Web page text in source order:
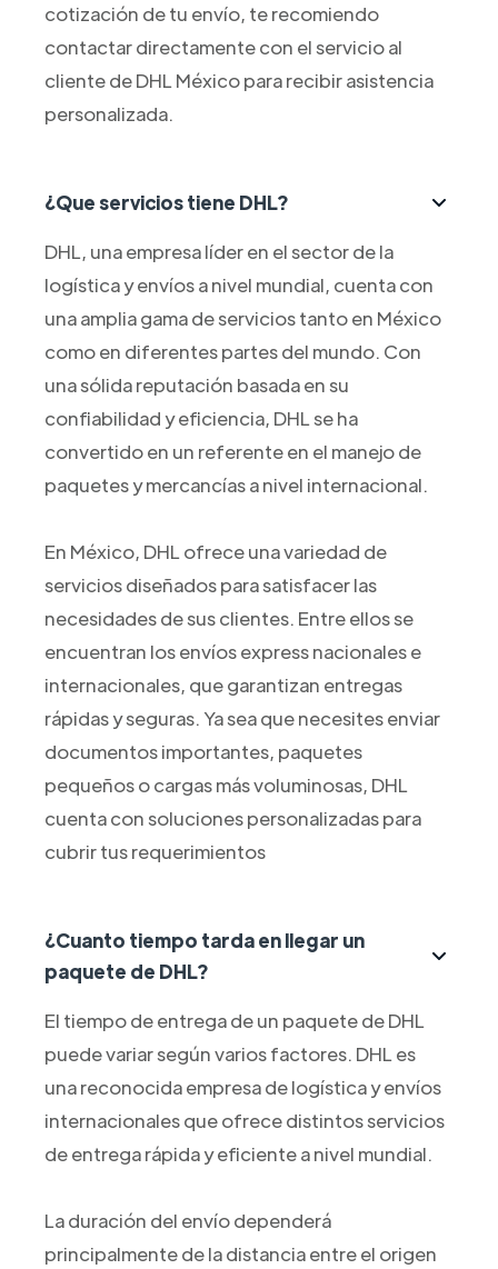
cotización de tu envío, te recomiendo
contactar directamente con el servicio al
cliente de DHL México para recibir asistencia
personalizada.
¿Que servicios tiene DHL?
DHL, una empresa líder en el sector de la
logística y envíos a nivel mundial, cuenta con
una amplia gama de servicios tanto en México
como en diferentes partes del mundo. Con
una sólida reputación basada en su
confiabilidad y eficiencia, DHL se ha
convertido en un referente en el manejo de
paquetes y mercancías a nivel internacional.
En México, DHL ofrece una variedad de
servicios diseñados para satisfacer las
necesidades de sus clientes. Entre ellos se
encuentran los envíos express nacionales e
internacionales, que garantizan entregas
rápidas y seguras. Ya sea que necesites enviar
documentos importantes, paquetes
pequeños o cargas más voluminosas, DHL
cuenta con soluciones personalizadas para
cubrir tus requerimientos
¿Cuanto tiempo tarda en llegar un
paquete de DHL?
El tiempo de entrega de un paquete de DHL
puede variar según varios factores. DHL es
una reconocida empresa de logística y envíos
internacionales que ofrece distintos servicios
de entrega rápida y eficiente a nivel mundial.
La duración del envío dependerá
principalmente de la distancia entre el origen